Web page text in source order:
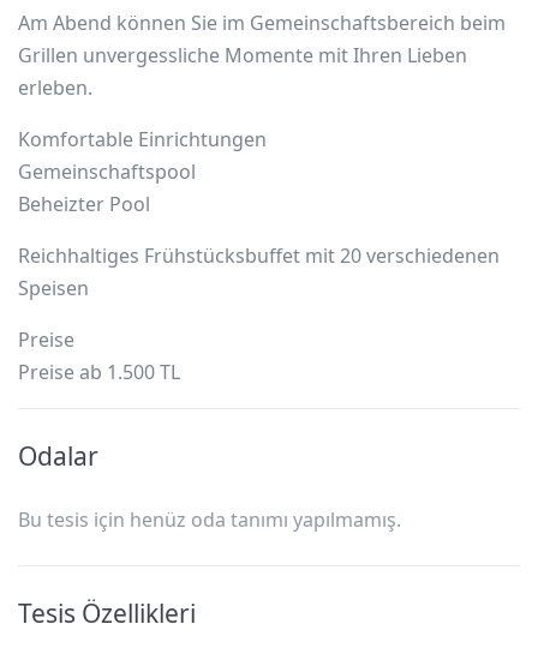
Am Abend können Sie im Gemeinschaftsbereich beim
Grillen unvergessliche Momente mit Ihren Lieben
erleben.
Komfortable Einrichtungen
Gemeinschaftspool
Beheizter Pool
Reichhaltiges Frühstücksbuffet mit 20 verschiedenen
Speisen
Preise
Preise ab 1.500 TL
Odalar
Bu tesis için henüz oda tanımı yapılmamış.
Tesis Özellikleri